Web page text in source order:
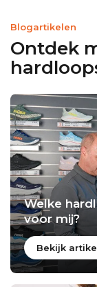
Blogartikelen
Ontdek
Welke
voor mij?
Bekijk